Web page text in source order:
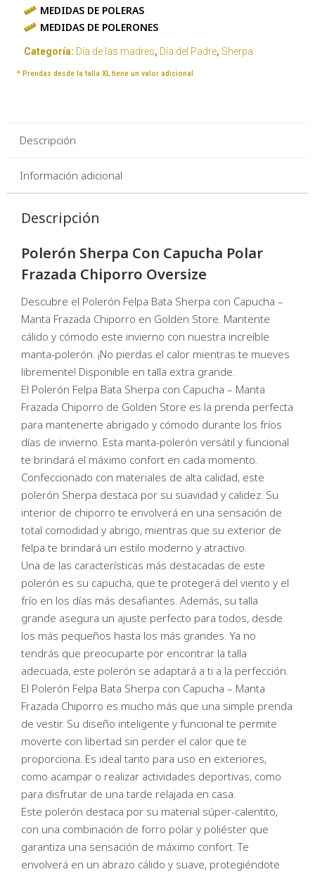
MEDIDAS DE POLERAS
MEDIDAS DE POLERONES
Categoría: Día de las madres, Día del Padre, Sherpa
* Prendas desde la talla XL tiene un valor adicional
Descripción
Información adicional
Descripción
Polerón Sherpa Con Capucha Polar
Frazada Chiporro Oversize
Descubre el Polerón Felpa Bata Sherpa con Capucha –
Manta Frazada Chiporro en Golden Store. Mantente
cálido y cómodo este invierno con nuestra increíble
manta-polerón. ¡No pierdas el calor mientras te mueves
libremente! Disponible en talla extra grande.
El Polerón Felpa Bata Sherpa con Capucha – Manta
Frazada Chiporro de Golden Store es la prenda perfecta
para mantenerte abrigado y cómodo durante los fríos
días de invierno. Esta manta-polerón versátil y funcional
te brindará el máximo confort en cada momento.
Confeccionado con materiales de alta calidad, este
polerón Sherpa destaca por su suavidad y calidez. Su
interior de chiporro te envolverá en una sensación de
total comodidad y abrigo, mientras que su exterior de
felpa te brindará un estilo moderno y atractivo.
Una de las características más destacadas de este
polerón es su capucha, que te protegerá del viento y el
frío en los días más desafiantes. Además, su talla
grande asegura un ajuste perfecto para todos, desde
los más pequeños hasta los más grandes. Ya no
tendrás que preocuparte por encontrar la talla
adecuada, este polerón se adaptará a ti a la perfección.
El Polerón Felpa Bata Sherpa con Capucha – Manta
Frazada Chiporro es mucho más que una simple prenda
de vestir. Su diseño inteligente y funcional te permite
moverte con libertad sin perder el calor que te
proporciona. Es ideal tanto para uso en exteriores,
como acampar o realizar actividades deportivas, como
para disfrutar de una tarde relajada en casa.
Este polerón destaca por su material súper-calentito,
con una combinación de forro polar y poliéster que
garantiza una sensación de máximo confort. Te
envolverá en un abrazo cálido y suave, protegiéndote